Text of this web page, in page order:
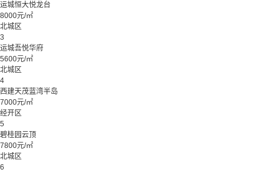
运城恒大悦龙台
8000元/㎡
北城区
3
运城吾悦华府
5600元/㎡
北城区
4
西建天茂蓝湾半岛
7000元/㎡
经开区
5
碧桂园云顶
7800元/㎡
北城区
6